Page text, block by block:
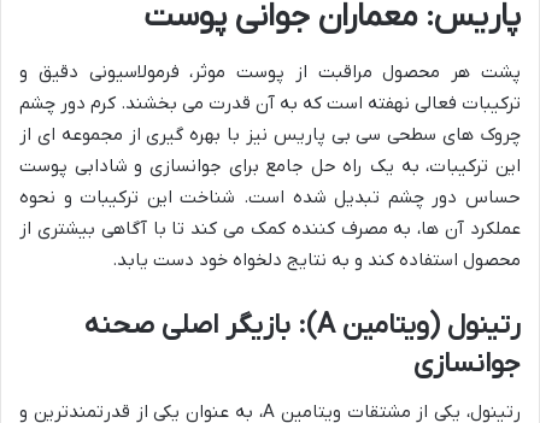
پاریس: معماران جوانی پوست
پشت هر محصول مراقبت از پوست موثر، فرمولاسیونی دقیق و
ترکیبات فعالی نهفته است که به آن قدرت می بخشند. کرم دور چشم
چروک های سطحی سی بی پاریس نیز با بهره گیری از مجموعه ای از
این ترکیبات، به یک راه حل جامع برای جوانسازی و شادابی پوست
حساس دور چشم تبدیل شده است. شناخت این ترکیبات و نحوه
عملکرد آن ها، به مصرف کننده کمک می کند تا با آگاهی بیشتری از
محصول استفاده کند و به نتایج دلخواه خود دست یابد.
رتینول (ویتامین A): بازیگر اصلی صحنه
جوانسازی
رتینول، یکی از مشتقات ویتامین A، به عنوان یکی از قدرتمندترین و